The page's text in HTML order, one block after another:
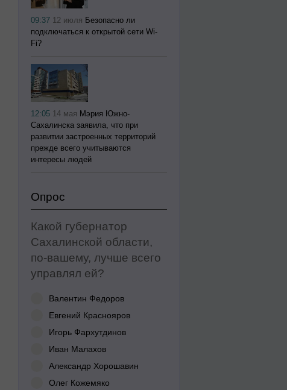
09:37 12 июля Безопасно ли
подключаться к открытой сети Wi-
Fi?
12:05 14 мая Мэрия Южно-
Сахалинска заявила, что при
развитии застроенных территорий
прежде всего учитываются
интересы людей
Опрос
Какой губернатор
Сахалинской области,
по-вашему, лучше всего
управлял ей?
Валентин Федоров
Евгений Краснояров
Игорь Фархутдинов
Иван Малахов
Александр Хорошавин
Олег Кожемяко